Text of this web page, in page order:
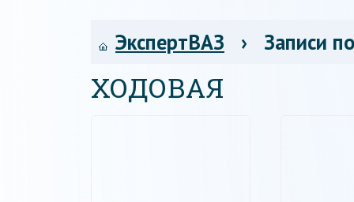
ЭкспертВАЗ › Записи
ХОДОВАЯ